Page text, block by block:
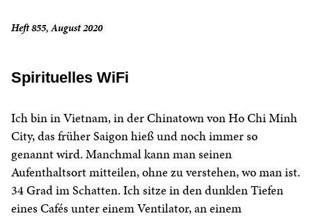
Heft 855, August 2020
Spirituelles WiFi
Ich bin in Vietnam, in der Chinatown von Ho Chi Minh
City, das früher Saigon hieß und noch immer so
genannt wird. Manchmal kann man seinen
Aufenthaltsort mitteilen, ohne zu verstehen, wo man ist.
34 Grad im Schatten. Ich sitze in den dunklen Tiefen
eines Cafés unter einem Ventilator, an einem